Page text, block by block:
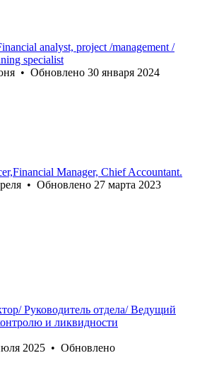
analyst, project /management /
specialist
• Обновлено 30 января 2024
Manager, Chief Accountant.
• Обновлено 27 марта 2023
Руководитель отдела/ Ведущий
и ликвидности
2025 • Обновлено